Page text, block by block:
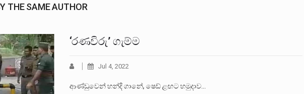
THE SAME AUTHOR
‘රණවිරු’ ගැම්ම
Jul 4, 2022
ආණ්ඩුවෙන් හන්දි ගානේ, ෂෙඩ් ළඟට හමුදාව…